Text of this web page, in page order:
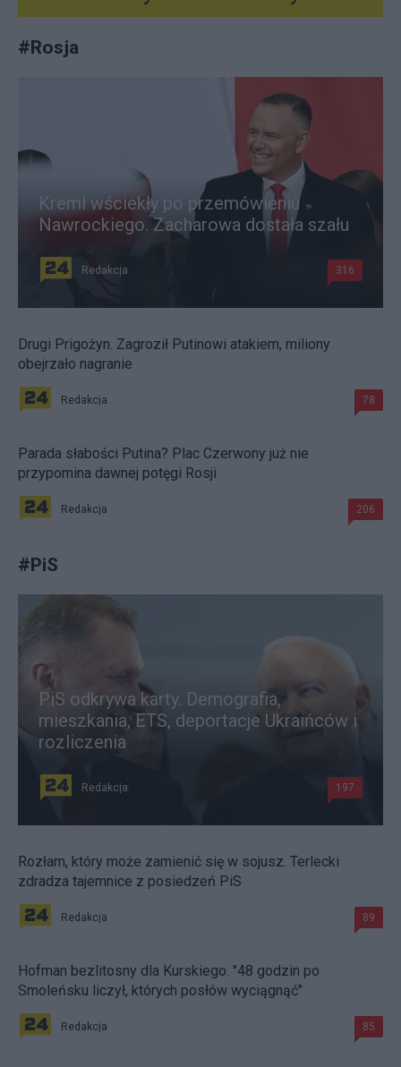
#Rosja
Kreml wściekły po przemówieniu
Nawrockiego. Zacharowa dostała szału
Redakcja 316
Drugi Prigożyn. Zagroził Putinowi atakiem, miliony
obejrzało nagranie
Redakcja 78
Parada słabości Putina? Plac Czerwony już nie
przypomina dawnej potęgi Rosji
Redakcja 206
#PiS
PiS odkrywa karty. Demografia,
mieszkania, ETS, deportacje Ukraińców i
rozliczenia
Redakcja 197
Rozłam, który może zamienić się w sojusz. Terlecki
zdradza tajemnice z posiedzeń PiS
Redakcja 89
Hofman bezlitosny dla Kurskiego. "48 godzin po
Smoleńsku liczył, których posłów wyciągnąć"
Redakcja 85